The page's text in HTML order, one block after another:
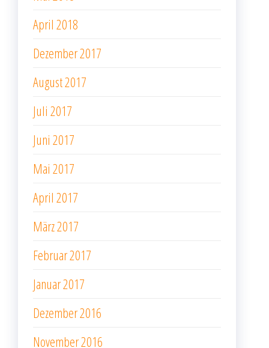
April 2018
Dezember 2017
August 2017
Juli 2017
Juni 2017
Mai 2017
April 2017
März 2017
Februar 2017
Januar 2017
Dezember 2016
November 2016